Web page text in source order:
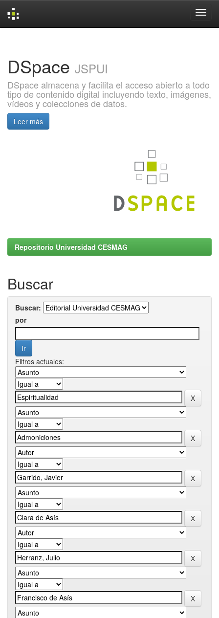
DSpace JSPUI
DSpace almacena y facilita el acceso abierto a todo
tipo de contenido digital incluyendo texto, imágenes,
vídeos y colecciones de datos.
Leer más
Repositorio Universidad CESMAG
Buscar
Buscar:
por
Filtros actuales: